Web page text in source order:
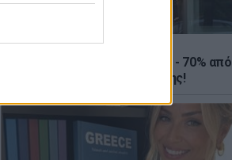
ΚΕΡΔΙΣΤΕ
Καλοκαιρινές εκπτώσεις έως - 70% από
τα μεγαλύτερα eshops ένδυσης!